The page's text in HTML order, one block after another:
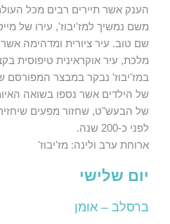
הענק אשר תיירים רבים מכל
משם נמשיך למז'יבוז', עירו של
שם טוב. עיר ציורית ומדהימה
מלכת, עיר אוקראינית טיפוסית
במז'יבוז' נבקר במבצר
של הילדים אשר נספו בשואה
של הבעש"ט, שחזור מפעים
לפני כ-200 שנה.
ארוחת ערב ולינה: מז'יבוז'
יום שלישי
ברסלב – אומן